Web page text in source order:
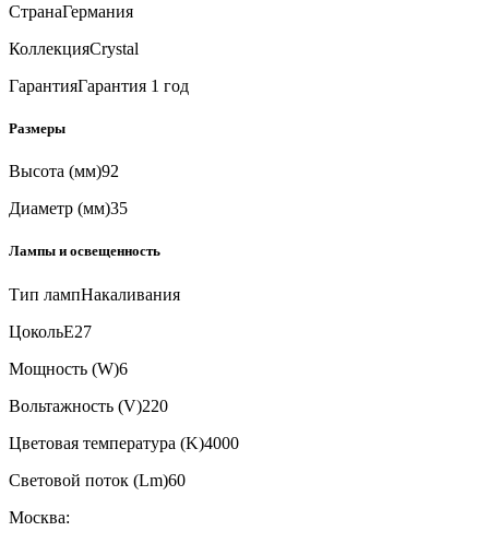
СтранаГермания
КоллекцияCrystal
ГарантияГарантия 1 год
Размеры
Высота (мм)92
Диаметр (мм)35
Лампы и освещенность
Тип лампНакаливания
ЦокольE27
Мощность (W)6
Вольтажность (V)220
Цветовая температура (K)4000
Световой поток (Lm)60
Москва: